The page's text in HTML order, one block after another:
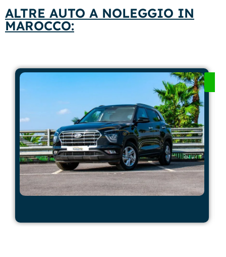
ALTRE AUTO A NOLEGGIO IN
MAROCCO: